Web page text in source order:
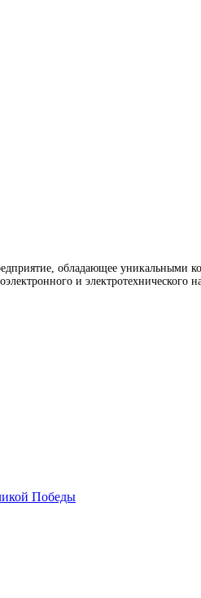
обладающее уникальными
и электротехнического
Победы